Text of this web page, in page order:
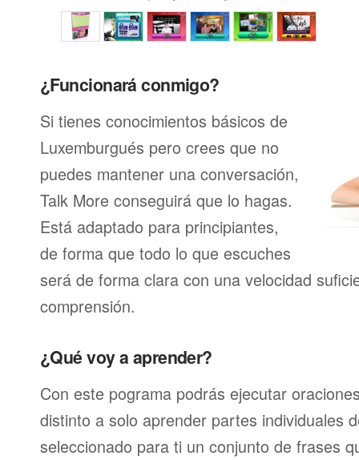
¿Funcionará conmigo?
Si tienes conocimientos básicos de
Luxemburgués pero crees que no
puedes mantener una conversación,
Talk More conseguirá que lo hagas.
Está adaptado para principiantes,
de forma que todo lo que escuches
será de forma clara con una velocidad
comprensión.
¿Qué voy a aprender?
Con este pograma podrás ejecutar
distinto a solo aprender partes individuales
seleccionado para ti un conjunto de frases